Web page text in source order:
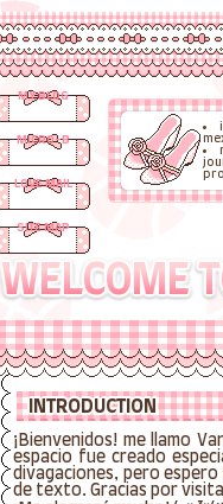
WELCOME
MY BLOG
MICRO-B
LOVE MAIL
SITE MAP
INTRODUCTION
¡Bienvenidos! me llamo
espacio fue creado
divagaciones, pero
de texto. Gracias por